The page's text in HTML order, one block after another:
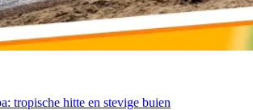
tropische hitte en stevige buien